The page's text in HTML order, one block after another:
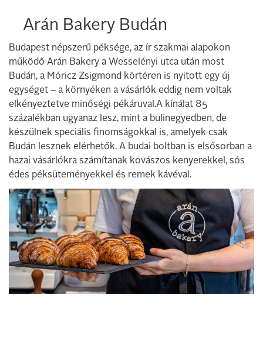
Arán Bakery Budán
Budapest népszerű péksége, az ír szakmai alapokon
működő Arán Bakery a Wesselényi utca után most
Budán, a Móricz Zsigmond körtéren is nyitott egy új
egységet – a környéken a vásárlók eddig nem voltak
elkényeztetve minőségi pékáruval.A kínálat 85
százalékban ugyanaz lesz, mint a bulinegyedben, de
készülnek speciális finomságokkal is, amelyek csak
Budán lesznek elérhetők. A budai boltban is elsősorban a
hazai vásárlókra számítanak kovászos kenyerekkel, sós
édes péksüteményekkel és remek kávéval.